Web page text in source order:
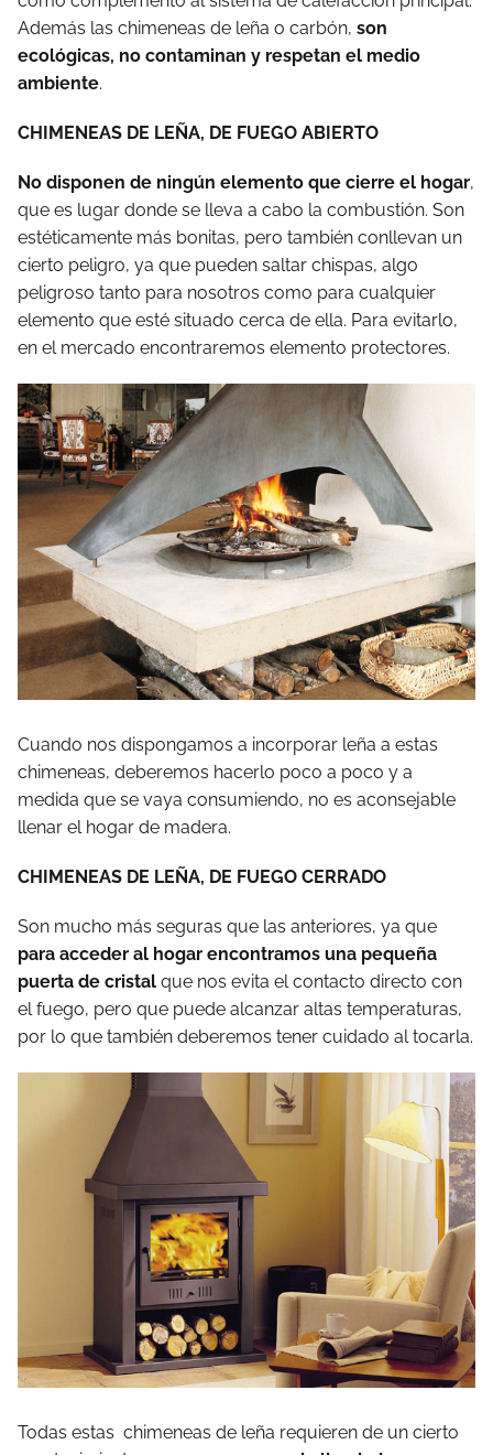
Además las chimeneas de leña o carbón, son
ecológicas, no contaminan y respetan el medio
ambiente.
CHIMENEAS DE LEÑA, DE FUEGO ABIERTO
No disponen de ningún elemento que cierre el hogar,
que es lugar donde se lleva a cabo la combustión. Son
estéticamente más bonitas, pero también conllevan un
cierto peligro, ya que pueden saltar chispas, algo
peligroso tanto para nosotros como para cualquier
elemento que esté situado cerca de ella. Para evitarlo,
en el mercado encontraremos elemento protectores.
Cuando nos dispongamos a incorporar leña a estas
chimeneas, deberemos hacerlo poco a poco y a
medida que se vaya consumiendo, no es aconsejable
llenar el hogar de madera.
CHIMENEAS DE LEÑA, DE FUEGO CERRADO
Son mucho más seguras que las anteriores, ya que
para acceder al hogar encontramos una pequeña
puerta de cristal que nos evita el contacto directo con
el fuego, pero que puede alcanzar altas temperaturas,
por lo que también deberemos tener cuidado al tocarla.
Todas estas chimeneas de leña requieren de un cierto